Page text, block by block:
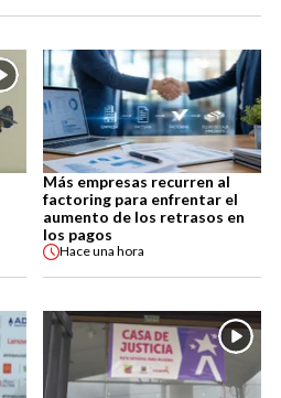
Más empresas recurren al
factoring para enfrentar el
aumento de los retrasos en
los pagos
Haceuna hora